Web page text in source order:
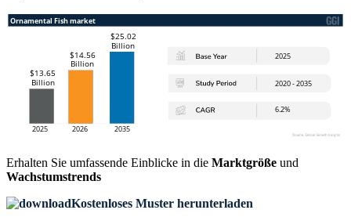
Erhalten Sie umfassende Einblicke in die Marktgröße und
Wachstumstrends
Kostenloses Muster herunterladen